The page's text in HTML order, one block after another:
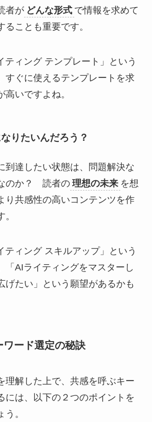
者が どんな形式 で情報を求めて
ることも重要です。
ティング テンプレート」という
すぐに使えるテンプレートを求
いですよね。
りたいんだろう？
到達したい状態は、問題解決な
のか？ 読者の 理想の未来 を想
り共感性の高いコンテンツを作
ティング スキルアップ」という
「AIライティングをマスターし
げたい」という願望があるかも
ワード選定の秘訣
理解した上で、共感を呼ぶキー
には、以下の２つのポイントを
。